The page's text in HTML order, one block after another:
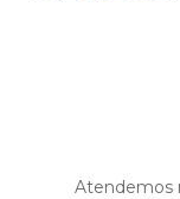
Atendemos